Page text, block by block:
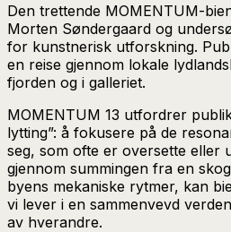
Den trettende MOMENTUM-
Morten Søndergaard og
for kunstnerisk utforskning.
en reise gjennom lokale
fjorden og i galleriet.
MOMENTUM 13 utfordrer
lytting”: å fokusere på de
seg, som ofte er oversette eller
gjennom summingen fra en
byens mekaniske rytmer, kan
vi lever i en sammenvevd
av hverandre.